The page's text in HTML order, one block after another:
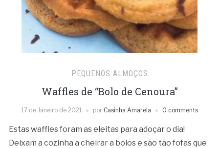
PEQUENOS ALMOÇOS
Waffles de “Bolo de Cenoura”
17 de Janeiro de 2021 por Casinha Amarela 0 comments
Estas waffles foram as eleitas para adoçar o dia!
Deixam a cozinha a cheirar a bolos e são tão fofas que